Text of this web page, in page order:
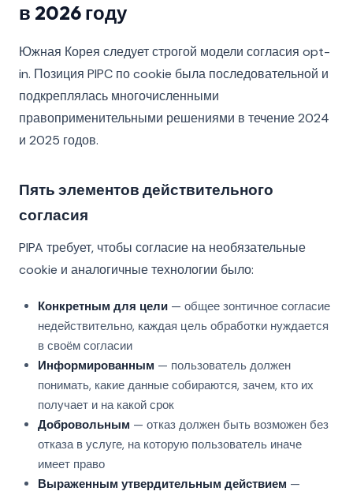
в 2026 году
Южная Корея следует строгой модели согласия opt-
in. Позиция PIPC по cookie была последовательной и
подкреплялась многочисленными
правоприменительными решениями в течение 2024
и 2025 годов.
Пять элементов действительного
согласия
PIPA требует, чтобы согласие на необязательные
cookie и аналогичные технологии было:
Конкретным для цели — общее зонтичное согласие
недействительно, каждая цель обработки нуждается
в своём согласии
Информированным — пользователь должен
понимать, какие данные собираются, зачем, кто их
получает и на какой срок
Добровольным — отказ должен быть возможен без
отказа в услуге, на которую пользователь иначе
имеет право
Выраженным утвердительным действием —